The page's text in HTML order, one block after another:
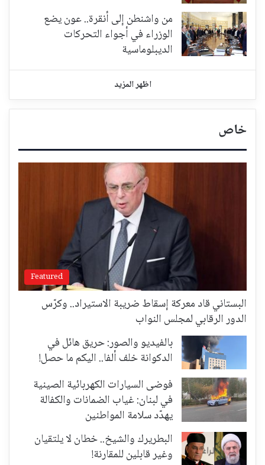
من واشنطن إلى أنقرة.. عون يضع
الوزراء في أجواء التحركات
الديبلوماسية
اظهر المزيد
خاص
Featured
البستاني قاد معركة إسقاط ضريبة الاستيراد.. وكرّس
الدور الرقابي لمجلس النواب
بالفيديو والصور: حريق هائل في
الدكوانة خلف ألفا.. اليكم ما حصل!
فوضى السيارات الكهربائية الصينية
في لبنان: غياب الضمانات والكفالة
يهدّد سلامة المواطنين
البطريرك والشيخ.. خطان لا يلتقيان
وغير قابلين للمقارنة!